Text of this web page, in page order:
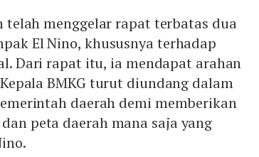
telah menggelar rapat terbatas dua
El Nino, khususnya terhadap
Dari rapat itu, ia mendapat arahan
BMKG turut diundang dalam
daerah demi memberikan
peta daerah mana saja yang